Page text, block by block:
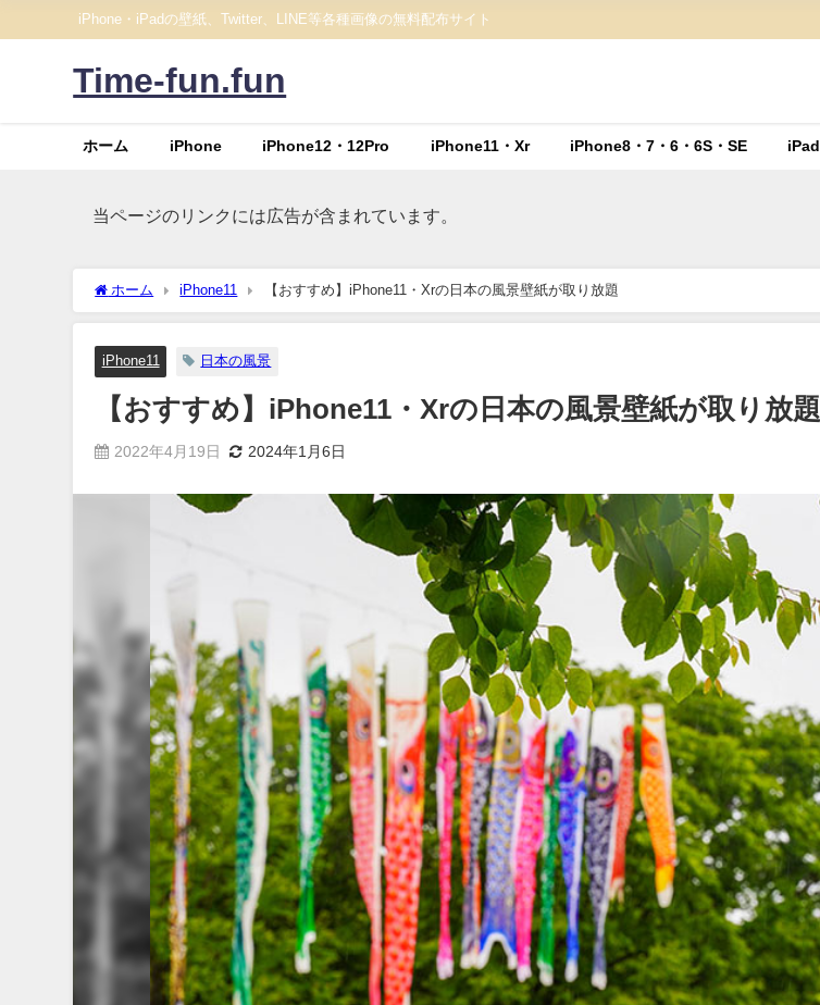
iPhone・iPadの壁紙、Twitter、LINE等各種画像の無料配布サイト
Time-fun.fun
ホーム iPhone iPhone12・12Pro iPhone11・Xr iPhone8・7・6・6S・SE iPad
当ページのリンクには広告が含まれています。
ホーム iPhone11 【おすすめ】iPhone11・Xrの日本の風景壁紙が取り放題
iPhone11 日本の風景
【おすすめ】iPhone11・Xrの日本の風景壁紙が取り放題
2022年4月19日 2024年1月6日